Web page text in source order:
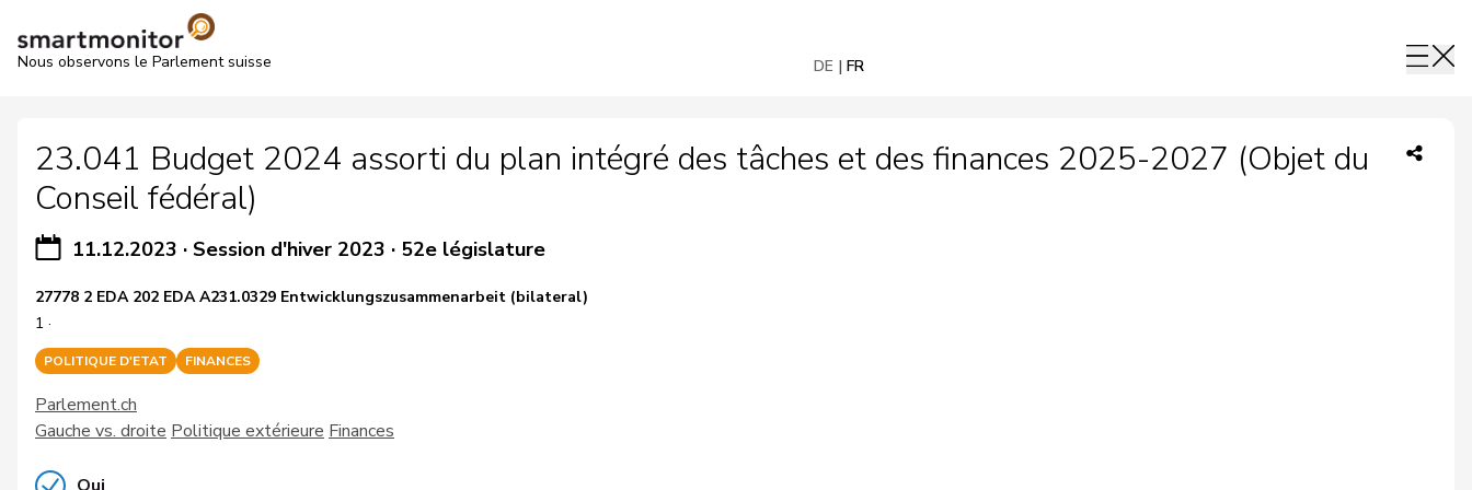
Nous observons le Parlement suisse DE FR
23.041 Budget 2024 assorti du plan intégré des tâches et des finances 2025-2027 (Objet du
Conseil fédéral)
11.12.2023 · Session d'hiver 2023 · 52e législature
27778 2 EDA 202 EDA A231.0329 Entwicklungszusammenarbeit (bilateral)
1 ·
POLITIQUE D'ETAT FINANCES
Parlement.ch
Gauche vs. droite Politique extérieure Finances